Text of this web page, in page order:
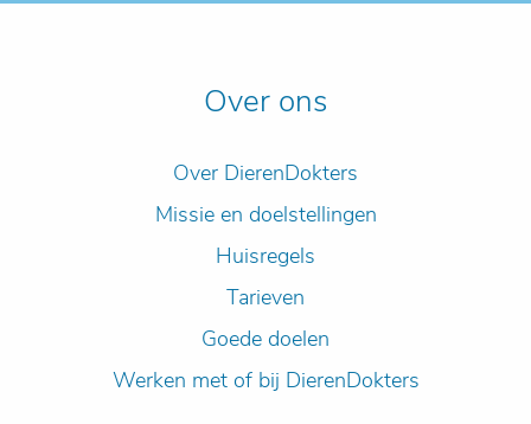
Over ons
Over DierenDokters
Missie en doelstellingen
Huisregels
Tarieven
Goede doelen
Werken met of bij DierenDokters